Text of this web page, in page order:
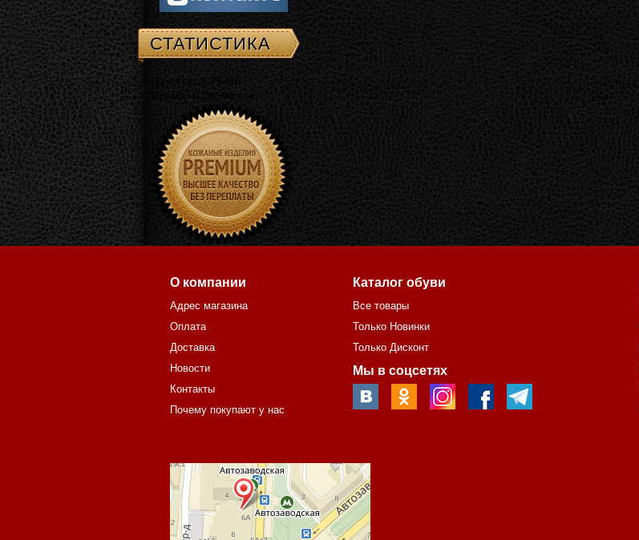
СТАТИСТИКА
Память: 3.75 Mb
Время: 0.04590 сек.
О компании
Адрес магазина
Оплата
Доставка
Новости
Контакты
Почему покупают у нас
Каталог обуви
Все товары
Только Новинки
Только Дисконт
Мы в соцсетях